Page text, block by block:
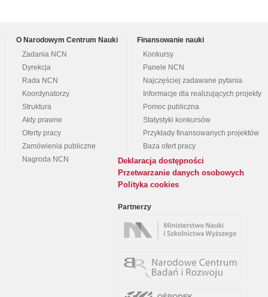
O Narodowym Centrum Nauki
Zadania NCN
Dyrekcja
Rada NCN
Koordynatorzy
Struktura
Akty prawne
Oferty pracy
Zamówienia publiczne
Nagroda NCN
Finansowanie nauki
Konkursy
Panele NCN
Najczęściej zadawane pytania
Informacje dla realizujących projekty
Pomoc publiczna
Statystyki konkursów
Przykłady finansowanych projektów
Baza ofert pracy
Deklaracja dostępności
Przetwarzanie danych osobowych
Polityka cookies
Partnerzy